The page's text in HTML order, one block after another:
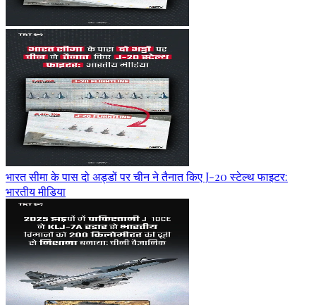
भारत सीमा के पास दो अड्डों पर चीन ने तैनात किए J-20 स्टेल्थ फाइटर:
भारतीय मीडिया